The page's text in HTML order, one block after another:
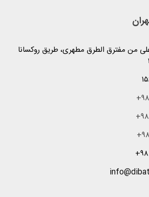
من مفترق الطرق مطهری، طریق روکسانا